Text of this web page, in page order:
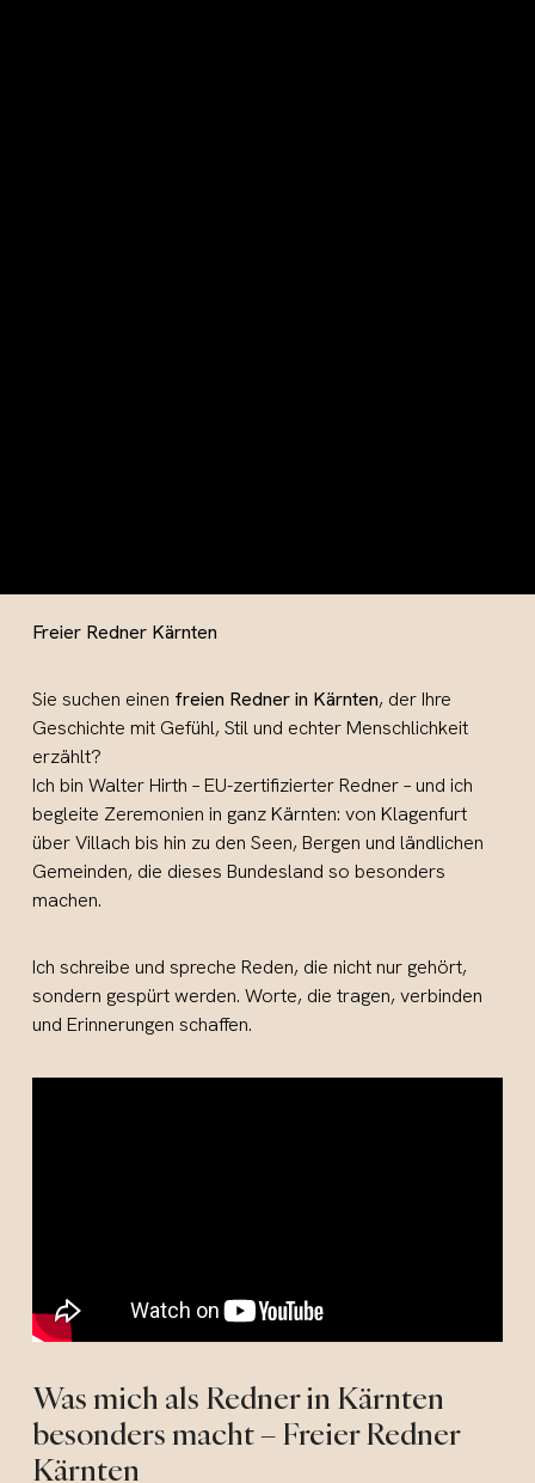
Freier Redner Kärnten
Sie suchen einen freien Redner in Kärnten, der Ihre
Geschichte mit Gefühl, Stil und echter Menschlichkeit
erzählt?
Ich bin Walter Hirth – EU-zertifizierter Redner – und ich
begleite Zeremonien in ganz Kärnten: von Klagenfurt
über Villach bis hin zu den Seen, Bergen und ländlichen
Gemeinden, die dieses Bundesland so besonders
machen.
Ich schreibe und spreche Reden, die nicht nur gehört,
sondern gespürt werden. Worte, die tragen, verbinden
und Erinnerungen schaffen.
Was mich als Redner in Kärnten
besonders macht – Freier Redner
Kärnten